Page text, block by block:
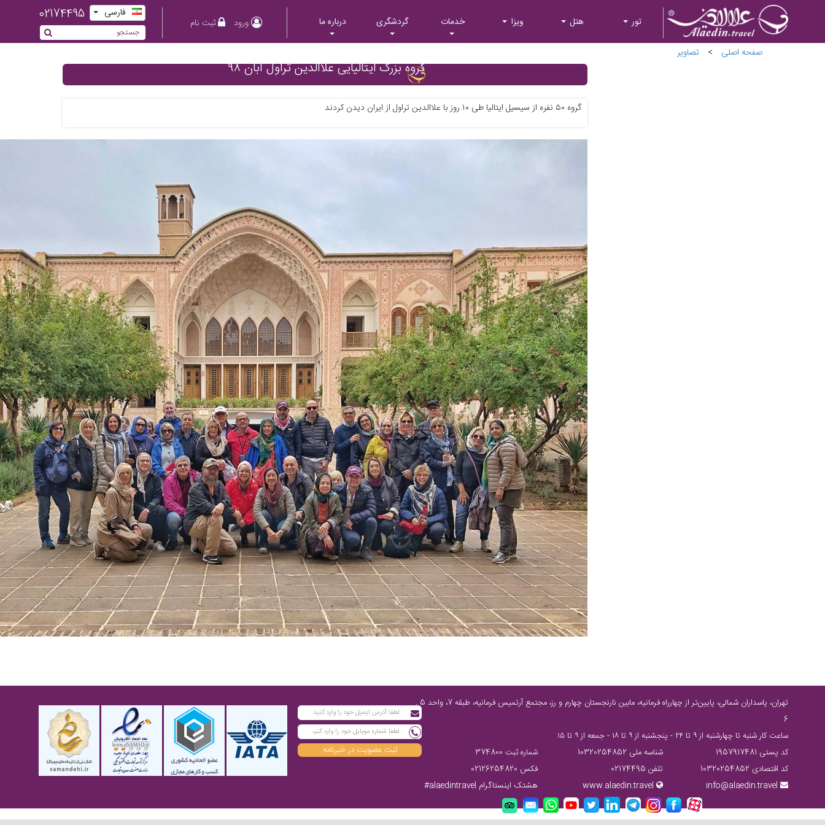
تور هتل ویزا خدمات گردشگری درباره ما ورود ثبت نام
فارسی 02174495
صفحه اصلی > تصاویر
گروه بزرگ ایتالیایی علاالدین تراول آبان ۹۸
گروه ۵۰ نفره از سیسیل ایتالیا طی ۱۰ روز با علاالدین تراول از ایران دیدن کردند
تهران، پاسداران شمالی، پایین‌تر از چهارراه فرمانیه، مابین نارنجستان چهارم و رز، مجتمع آرتمیس فرمانیه، طبقه 7، واحد 5 ,
6
ساعت كار شنبه تا چهارشنبه از ٩ تا ٢٤ - پنجشنبه از ٩ تا ١٨ - جمعه از ٩ تا ١٥
کد پستی 1957917481
شناسه ملی 10320254852
شماره ثبت 374800
کد اقتصادی 10320254852
تلفن 02174495
فکس 02126254820
info@alaedin.travel
www.alaedin.travel هشتک اینستاگرام alaedintravel#
ثبت عضویت در خبرنامه